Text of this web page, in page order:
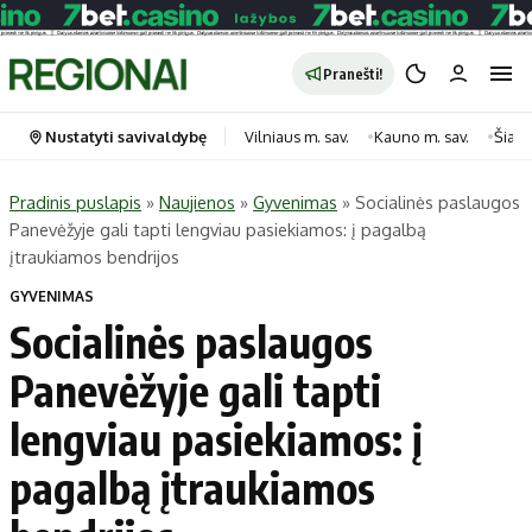
Pranešti!
Portalas
Naujausi
Regionai
Pasaulis
Politika
Kategorijos
Horoskopai
Laisvalaikis
Maistas
Sveikata
Technologijos
Nustatyti savivaldybę Vilniaus m. sav. Kauno m. sav.
Pradinis puslapis » Naujienos » Gyvenimas » Socialinės paslaugos
Panevėžyje gali tapti lengviau pasiekiamos: į pagalbą
įtraukiamos bendrijos
GYVENIMAS
Socialinės paslaugos
Panevėžyje gali tapti
lengviau pasiekiamos: į
pagalbą įtraukiamos